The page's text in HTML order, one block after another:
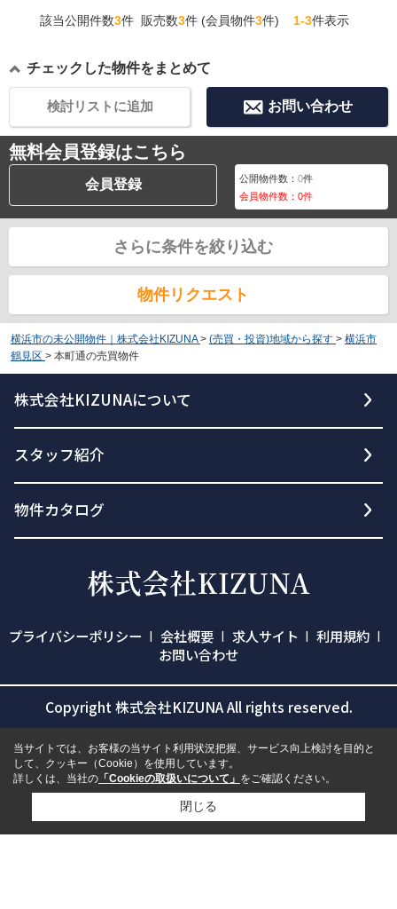
該当公開件数3件 販売数3件 (会員物件3件) 1-3件表示
チェックした物件をまとめて
お問い合わせ
検討リストに追加
無料会員登録はこちら
会員登録 公開物件数：0件
会員物件数：0件
さらに条件を絞り込む
物件リクエスト
横浜市の未公開物件｜株式会社KIZUNA > (売買・投資)地域から探す > 横浜市
鶴見区 > 本町通の売買物件
株式会社KIZUNAについて
スタッフ紹介
物件カタログ
プライバシーポリシー 会社概要 求人サイト
利用規約
お問い合わせ
Copyright 株式会社KIZUNA All rights reserved.
当サイトでは、お客様の当サイト利用状況把握、サービス向上検討を目的と
して、クッキー（Cookie）を使用しています。
詳しくは、当社の 「Cookieの取扱いについて」 をご確認ください。
閉じる